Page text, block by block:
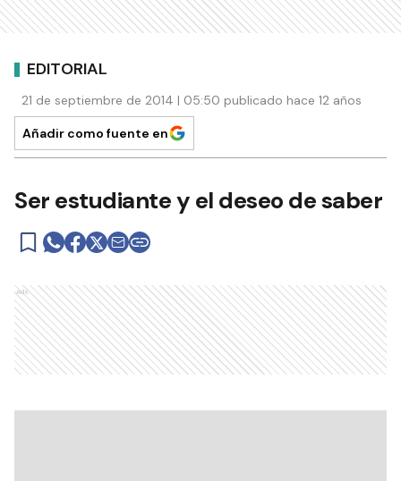
EDITORIAL
21 de septiembre de 2014 | 05:50 publicado hace 12 años
Añadir como fuente en
Ser estudiante y el deseo de saber
Ads